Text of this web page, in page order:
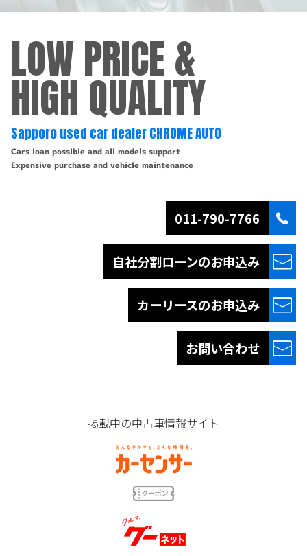
LOW PRICE &
HIGH QUALITY
Sapporo used car dealer CHROME AUTO
Cars loan possible and all models support
Expensive purchase and vehicle maintenance
011-790-7766
自社分割ローンのお申込み
カーリースのお申込み
お問い合わせ
掲載中の中古車情報サイト